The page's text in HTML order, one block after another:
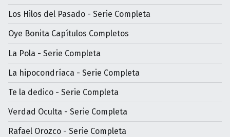
Los Hilos del Pasado - Serie Completa
Oye Bonita Capítulos Completos
La Pola - Serie Completa
La hipocondríaca - Serie Completa
Te la dedico - Serie Completa
Verdad Oculta - Serie Completa
Rafael Orozco - Serie Completa